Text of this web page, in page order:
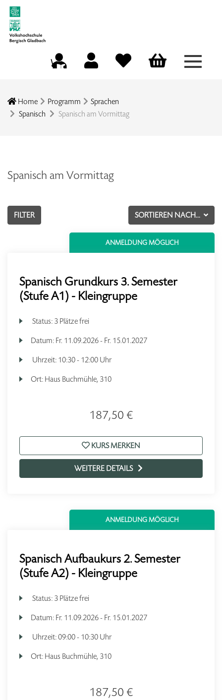
Menü
Home Programm
Sprachen
Spanisch
Spanisch am Vormittag
Spanisch am Vormittag
SORTIEREN NACH...
FILTER
ANMELDUNG MÖGLICH
Spanisch Grundkurs 3. Semester
(Stufe A1) - Kleingruppe
Status: 3 Plätze frei
Datum: Fr. 11.09.2026 - Fr. 15.01.2027
Uhrzeit: 10:30 - 12:00 Uhr
Ort: Haus Buchmühle, 310
187,50 €
KURS MERKEN
WEITERE DETAILS
ANMELDUNG MÖGLICH
Spanisch Aufbaukurs 2. Semester
(Stufe A2) - Kleingruppe
Status: 3 Plätze frei
Datum: Fr. 11.09.2026 - Fr. 15.01.2027
Uhrzeit:09:00 - 10:30 Uhr
Ort: Haus Buchmühle, 310
187,50 €